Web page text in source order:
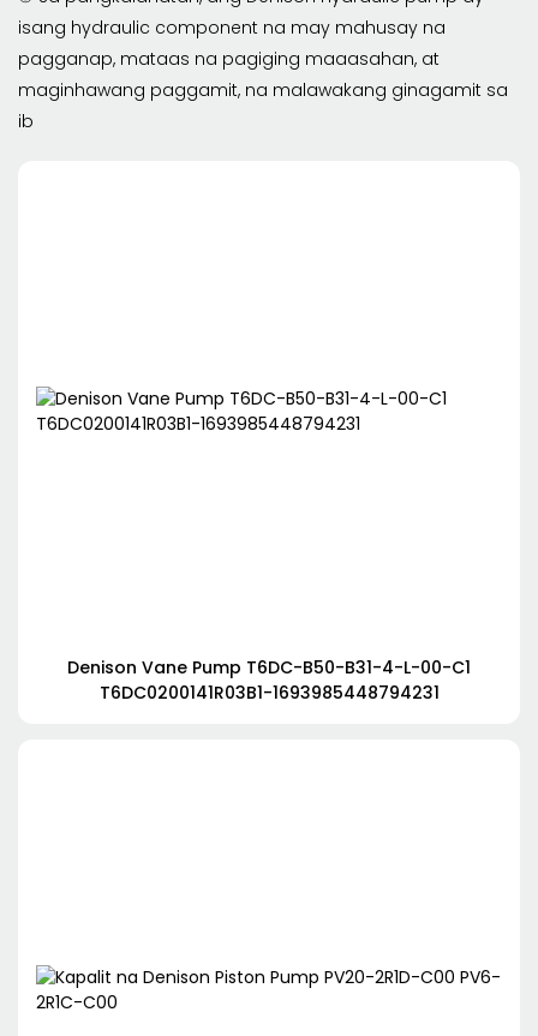
isang hydraulic component na may mahusay na
pagganap, mataas na pagiging maaasahan, at
maginhawang paggamit, na malawakang ginagamit sa
ib
Denison Vane Pump T6DC-B50-B31-4-L-00-C1
T6DC0200141R03B1-1693985448794231